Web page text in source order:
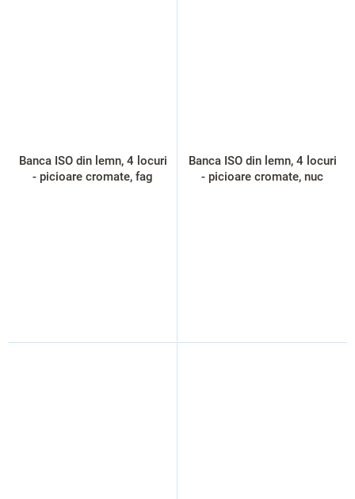
Banca ISO din lemn, 4 locuri
- picioare cromate, fag
Banca ISO din lemn, 4 locuri
- picioare cromate, nuc